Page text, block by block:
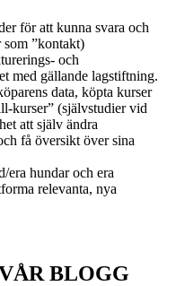
för att kunna svara och
”kontakt)
och
med gällande lagstiftning.
data, köpta kurser
kurser” (självstudier vid
att själv ändra
få översikt över sina
era hundar och era
relevanta, nya
BLOGG